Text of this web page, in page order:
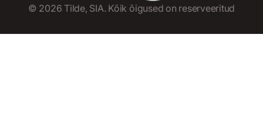
© 2026 Tilde, SIA. Kõik õigused on reserveeritud